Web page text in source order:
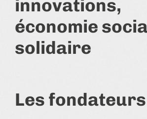
innovations,
économie
solidaire
Les fondateurs